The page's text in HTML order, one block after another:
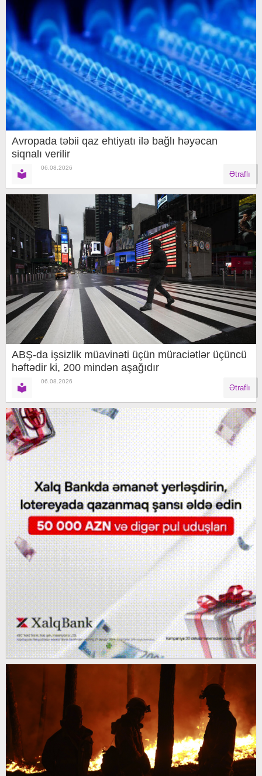
Avropada təbii qaz ehtiyatı ilə bağlı həyəcan
siqnalı verilir
06.08.2026
Ətraflı
ABŞ-da işsizlik müavinəti üçün müraciətlər üçüncü
həftədir ki, 200 mindən aşağıdır
06.08.2026
Ətraflı